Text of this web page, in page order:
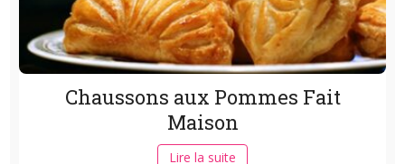
Chaussons aux Pommes Fait
Maison
Lire la suite